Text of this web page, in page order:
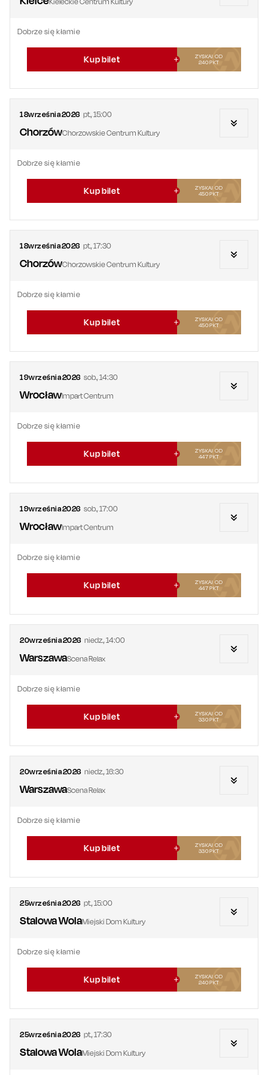
Dobrze się kłamie
Kup bilet
ZYSKAJ OD
240PKT
18września2026 pt.,15:00
ChorzówChorzowskie Centrum Kultury
Dobrze się kłamie
Kup bilet
ZYSKAJ OD
450PKT
18września2026 pt.,17:30
ChorzówChorzowskie Centrum Kultury
Dobrze się kłamie
Kup bilet
ZYSKAJ OD
450PKT
19września2026 sob.,14:30
WrocławImpart Centrum
Dobrze się kłamie
Kup bilet
ZYSKAJ OD
447PKT
19września2026 sob.,17:00
WrocławImpart Centrum
Dobrze się kłamie
Kup bilet
ZYSKAJ OD
447PKT
20września2026 niedz.,14:00
WarszawaScena Relax
Dobrze się kłamie
Kup bilet
ZYSKAJ OD
330PKT
20września2026 niedz.,16:30
WarszawaScena Relax
Dobrze się kłamie
Kup bilet
ZYSKAJ OD
330PKT
25września2026 pt.,15:00
Stalowa WolaMiejski Dom Kultury
Dobrze się kłamie
Kup bilet
ZYSKAJ OD
240PKT
25września2026 pt.,17:30
Stalowa WolaMiejski Dom Kultury